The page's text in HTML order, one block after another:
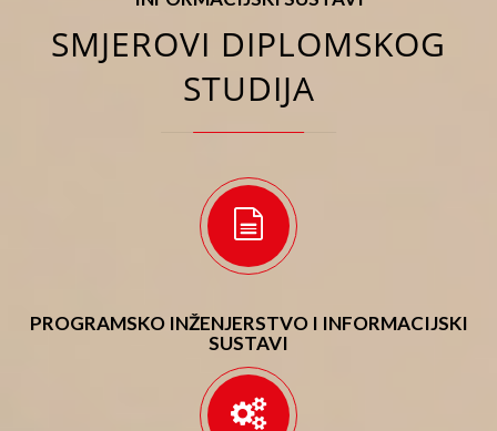
SMJEROVI DIPLOMSKOG
STUDIJA
PROGRAMSKO INŽENJERSTVO I INFORMACIJSKI
SUSTAVI